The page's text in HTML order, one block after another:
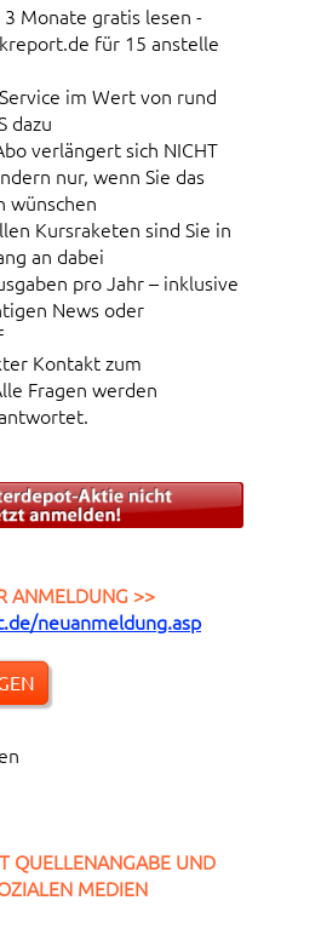
Monate gratis lesen -
für 15 anstelle
im Wert von rund
dazu
verlängert sich NICHT
nur, wenn Sie das
wünschen
Kursraketen sind Sie in
an dabei
pro Jahr – inklusive
News oder
Kontakt zum
Fragen werden
ANMELDUNG >>
neuanmeldung.asp
QUELLENANGABE UND
MEDIEN